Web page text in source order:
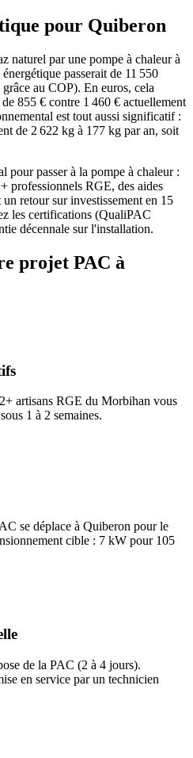
pour Quiberon
naturel par une pompe à chaleur à
passerait de 11 550
au COP). En euros, cela
855 € contre 1 460 € actuellement
est tout aussi significatif :
de 2 622 kg à 177 kg par an, soit
pour passer à la pompe à chaleur :
professionnels RGE, des aides
retour sur investissement en 15
les certifications (QualiPAC
décennale sur l'installation.
projet PAC à
artisans RGE du Morbihan vous
1 à 2 semaines.
se déplace à Quiberon pour le
cible : 7 kW pour 105
de la PAC (2 à 4 jours).
en service par un technicien